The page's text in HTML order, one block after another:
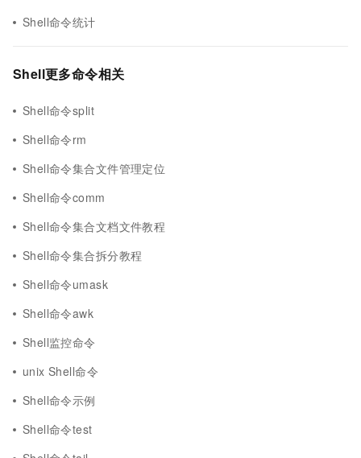
Shell命令统计
Shell更多命令相关
Shell命令split
Shell命令rm
Shell命令集合文件管理定位
Shell命令comm
Shell命令集合文档文件教程
Shell命令集合拆分教程
Shell命令umask
Shell命令awk
Shell监控命令
unix Shell命令
Shell命令示例
Shell命令test